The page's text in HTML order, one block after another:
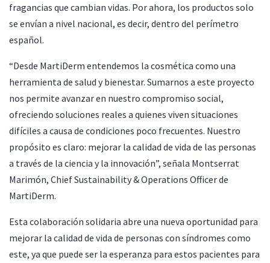
fragancias que cambian vidas. Por ahora, los productos solo
se envían a nivel nacional, es decir, dentro del perímetro
español.
“Desde MartiDerm entendemos la cosmética como una
herramienta de salud y bienestar. Sumarnos a este proyecto
nos permite avanzar en nuestro compromiso social,
ofreciendo soluciones reales a quienes viven situaciones
difíciles a causa de condiciones poco frecuentes. Nuestro
propósito es claro: mejorar la calidad de vida de las personas
a través de la ciencia y la innovación”, señala Montserrat
Marimón, Chief Sustainability & Operations Officer de
MartiDerm.
Esta colaboración solidaria abre una nueva oportunidad para
mejorar la calidad de vida de personas con síndromes como
este, ya que puede ser la esperanza para estos pacientes para